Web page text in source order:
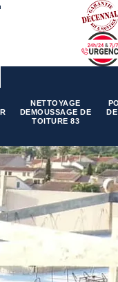
NETTOYAGE
DEMOUSSAGE DE
TOITURE 83